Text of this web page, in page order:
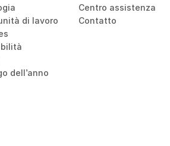
di lavoro
dell’anno
Centro assistenza
Contatto